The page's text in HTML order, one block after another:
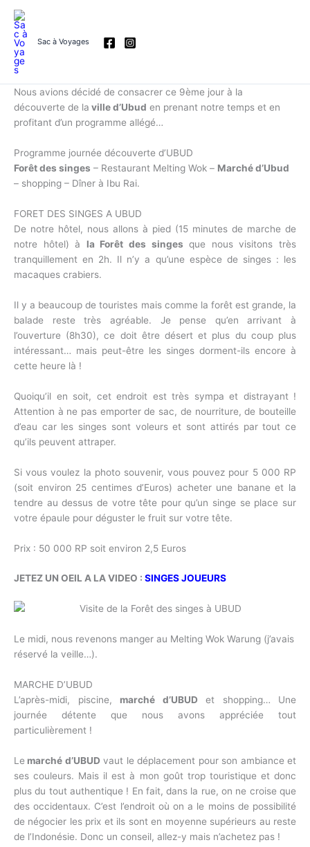
contenu
Sac à Voyages
Nous avions décidé de consacrer ce 9ème jour à la
découverte de la ville d’Ubud en prenant notre temps et en
profitant d’un programme allégé…
Programme journée découverte d’UBUD
Forêt des singes – Restaurant Melting Wok – Marché d’Ubud
– shopping – Dîner à Ibu Rai.
FORET DES SINGES A UBUD
De notre hôtel, nous allons à pied (15 minutes de marche de
notre hôtel) à la Forêt des singes que nous visitons très
tranquillement en 2h. Il n’y a qu’une espèce de singes : les
macaques crabiers.
Il y a beaucoup de touristes mais comme la forêt est grande, la
balade reste très agréable. Je pense qu’en arrivant à
l’ouverture (8h30), ce doit être désert et plus du coup plus
intéressant… mais peut-être les singes dorment-ils encore à
cette heure là !
Quoiqu’il en soit, cet endroit est très sympa et distrayant !
Attention à ne pas emporter de sac, de nourriture, de bouteille
d’eau car les singes sont voleurs et sont attirés par tout ce
qu’ils peuvent attraper.
Si vous voulez la photo souvenir, vous pouvez pour 5 000 RP
(soit environ 25 centimes d’Euros) acheter une banane et la
tendre au dessus de votre tête pour qu’un singe se place sur
votre épaule pour déguster le fruit sur votre tête.
Prix : 50 000 RP soit environ 2,5 Euros
JETEZ UN OEIL A LA VIDEO : SINGES JOUEURS
Le midi, nous revenons manger au Melting Wok Warung (j’avais
réservé la veille…).
MARCHE D’UBUD
L’après-midi, piscine, marché d’UBUD et shopping… Une
journée détente que nous avons appréciée tout
particulièrement !
Le marché d’UBUD vaut le déplacement pour son ambiance et
ses couleurs. Mais il est à mon goût trop touristique et donc
plus du tout authentique ! En fait, dans la rue, on ne croise que
des occidentaux. C’est l’endroit où on a le moins de possibilité
de négocier les prix et ils sont en moyenne supérieurs au reste
de l’Indonésie. Donc un conseil, allez-y mais n’achetez pas !